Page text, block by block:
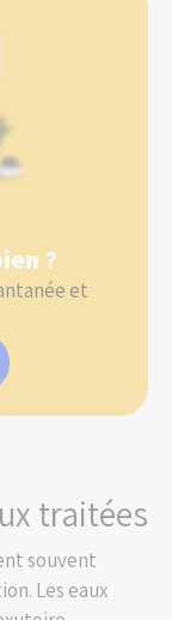
?
et
traitées
souvent
Les eaux